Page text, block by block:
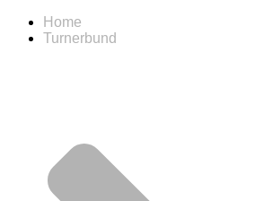
Home
Turnerbund